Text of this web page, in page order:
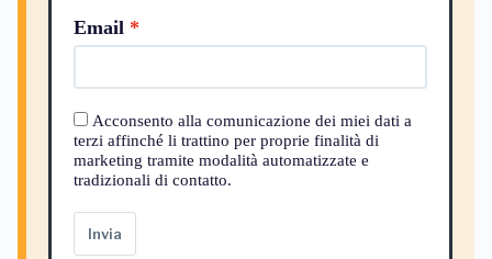
Email
Acconsento alla comunicazione dei miei dati a
terzi affinché li trattino per proprie finalità di
marketing tramite modalità automatizzate e
tradizionali di contatto.
Invia